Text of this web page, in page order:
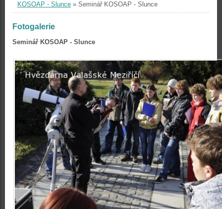
KOSOAP - Slunce » Seminář KOSOAP - Slunce
Fotogalerie
Seminář KOSOAP - Slunce